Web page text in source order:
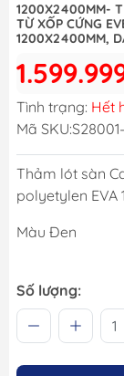
1200X2400MM-
TỪ XỐP CỨNG
1200X2400MM,
Tình trạng: Hết
Mã SKU:
Thảm lót sàn
polyetylen EVA
Màu Đen
Số lượng: